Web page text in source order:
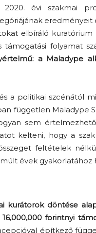
évi szakmai
eredményeit
elbíráló
folyamat
a Maladype
a politikai szcénától
független Maladype
sem
kelteni, hogy a
feltételek
évek gyakorlatához
kurátorok döntése
forintnyi
építkező